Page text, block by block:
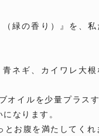
緑の香り）』を、
ネギ、カイワレ大
オイルを少量プラス
なります。
お腹を満たしてくれ